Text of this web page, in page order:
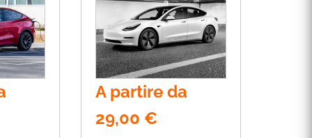
A partire da
29,00 €